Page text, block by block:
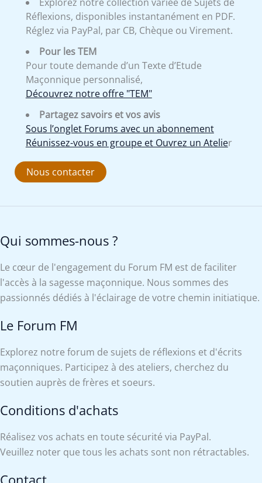
Réflexions, disponibles instantanément en PDF.
Réglez via PayPal, par CB, Chèque ou Virement.
Pour les TEM
Pour toute demande d’un Texte d’Etude
Maçonnique personnalisé,
Découvrez notre offre "TEM"
Partagez savoirs et vos avis
Sous l’onglet Forums avec un abonnement
Réunissez-vous en groupe et Ouvrez un Atelier
Nous contacter
Qui sommes-nous ?
Le cœur de l'engagement du Forum FM est de faciliter
l'accès à la sagesse maçonnique. Nous sommes des
passionnés dédiés à l'éclairage de votre chemin initiatique.
Le Forum FM
Explorez notre forum de sujets de réflexions et d'écrits
maçonniques. Participez à des ateliers, cherchez du
soutien auprès de frères et soeurs.
Conditions d'achats
Réalisez vos achats en toute sécurité via PayPal.
Veuillez noter que tous les achats sont non rétractables.
Contact